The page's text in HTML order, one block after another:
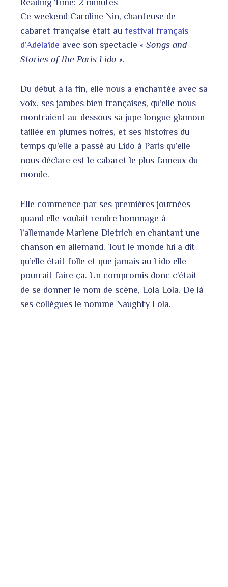
Reading Time: 2 minutes
Ce weekend Caroline Nin, chanteuse de
cabaret française était au festival français
d’Adélaïde avec son spectacle « Songs and
Stories of the Paris Lido ».
Du début à la fin, elle nous a enchantée avec sa
voix, ses jambes bien françaises, qu’elle nous
montraient au-dessous sa jupe longue glamour
taillée en plumes noires, et ses histoires du
temps qu’elle a passé au Lido à Paris qu’elle
nous déclare est le cabaret le plus fameux du
monde.
Elle commence par ses premières journées
quand elle voulait rendre hommage à
l’allemande Marlene Dietrich en chantant une
chanson en allemand. Tout le monde lui a dit
qu’elle était folle et que jamais au Lido elle
pourrait faire ça. Un compromis donc c’était
de se donner le nom de scène, Lola Lola. De là
ses collègues le nomme Naughty Lola.